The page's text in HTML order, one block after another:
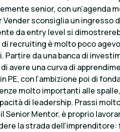
senior, con un’agenda
Vender sconsiglia un ingresso
da entry level si
recruiting è molto poco
Partire da una banca di
avere una curva di
PE, con l’ambizione poi di
molto importanti alle
di leadership. Prassi
Senior Mentor, è proprio
la strada